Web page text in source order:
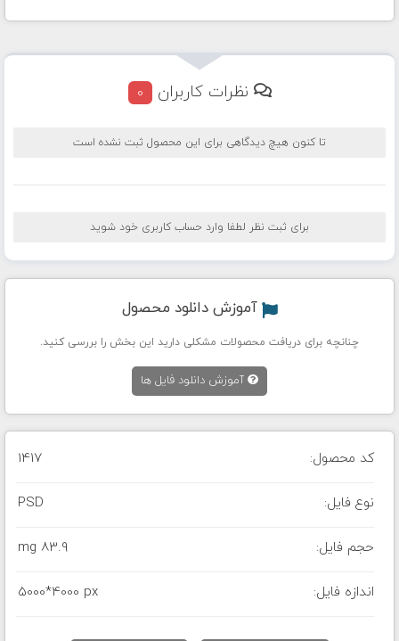
نظرات کاربران 0
تا کنون هیچ دیدگاهی برای این محصول ثبت نشده است
برای ثبت نظر لطفا وارد حساب کاربری خود شوید
آموزش دانلود محصول
چنانچه برای دریافت محصولات مشکلی دارید این بخش را بررسی کنید.
آموزش دانلود فایل ها
کد محصول: 1417
نوع فایل: PSD
حجم فایل: 83.9 mg
اندازه فایل: 5000*4000 px